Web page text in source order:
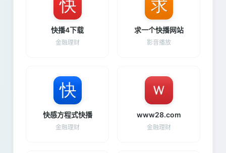
快播4下载
金融理财
求一个快播网站
影音播放
快感方程式快播
金融理财
www28.com
金融理财